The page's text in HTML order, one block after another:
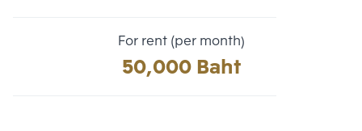
For rent (per month)
50,000 Baht